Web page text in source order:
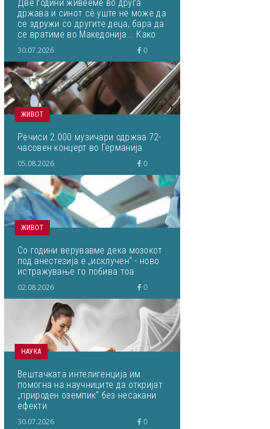
Две години живееме во друга
држава и синот сѐ уште не може да
се здружи со другите деца, бара да
се вратиме во Македонија... Како
да постапам?
30.07.2026 0
ЖИВОТ
Речиси 2.000 музичари одржаа 72-
часовен концерт во Германија
05.08.2026 0
ЖИВОТ
Со години верувавме дека мозокот
под анестезија е „исклучен“ - ново
истражување го побива тоа
02.08.2026 0
НАУКА
Вештачката интелигенција им
помогна на научниците да откријат
„природен оземпик“ без несакани
ефекти
30.07.2026 0